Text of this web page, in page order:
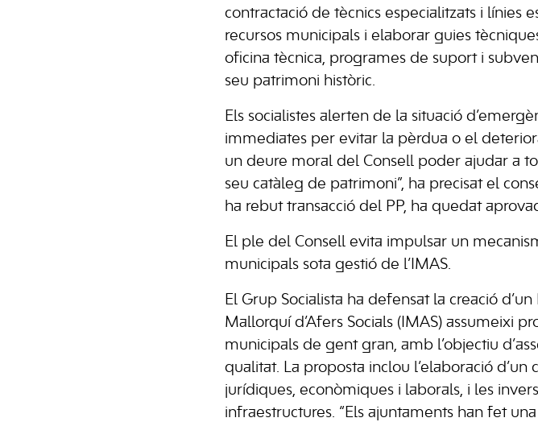
contractació de tècnics especialitzats i línies
recursos municipals i elaborar guies
oficina tècnica, programes de suport i
seu patrimoni històric.
Els socialistes alerten de la situació
immediates per evitar la pèrdua o el
un deure moral del Consell poder ajudar a
seu catàleg de patrimoni”, ha precisat el
ha rebut transacció del PP, ha quedat
El ple del Consell evita impulsar un
municipals sota gestió de l’IMAS.
El Grup Socialista ha defensat la creació
Mallorquí d’Afers Socials (IMAS) assumeixi
municipals de gent gran, amb l’objectiu
qualitat. La proposta inclou l’elaboració
jurídiques, econòmiques i laborals, i les
infraestructures. “Els ajuntaments han fet